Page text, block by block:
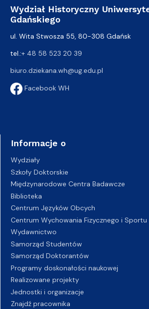
Wydział Historyczny
Gdańskiego
ul. Wita Stwosza 55, 80-308 Gdańsk
tel.:+ 48 58 523 20 39
biuro.dziekana.wh@ug.edu.pl
Facebook WH
Informacje o
Wydziały
Szkoły Doktorskie
Międzynarodowe Centra Badawcze
Biblioteka
Centrum Języków Obcych
Centrum Wychowania Fizycznego i Sportu
Wydawnictwo
Samorząd Studentów
Samorząd Doktorantów
Programy doskonałości naukowej
Realizowane projekty
Jednostki i organizacje
Znajdź pracownika